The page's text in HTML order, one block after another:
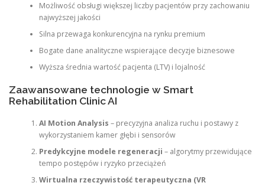
Możliwość obsługi większej liczby pacjentów przy zachowaniu
najwyższej jakości
Silna przewaga konkurencyjna na rynku premium
Bogate dane analityczne wspierające decyzje biznesowe
Wyższa średnia wartość pacjenta (LTV) i lojalność
Zaawansowane technologie w Smart
Rehabilitation Clinic AI
AI Motion Analysis – precyzyjna analiza ruchu i postawy z
wykorzystaniem kamer głębi i sensorów
Predykcyjne modele regeneracji – algorytmy przewidujące
tempo postępów i ryzyko przeciążeń
Wirtualna rzeczywistość terapeutyczna (VR